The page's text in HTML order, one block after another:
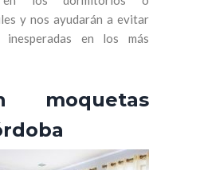
y nos ayudarán a evitar
en los más
moquetas